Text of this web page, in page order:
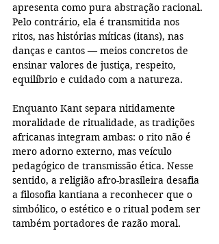
apresenta como pura abstração racional.
Pelo contrário, ela é transmitida nos
ritos, nas histórias míticas (itans), nas
danças e cantos — meios concretos de
ensinar valores de justiça, respeito,
equilíbrio e cuidado com a natureza.
Enquanto Kant separa nitidamente
moralidade de ritualidade, as tradições
africanas integram ambas: o rito não é
mero adorno externo, mas veículo
pedagógico de transmissão ética. Nesse
sentido, a religião afro-brasileira desafia
a filosofia kantiana a reconhecer que o
simbólico, o estético e o ritual podem ser
também portadores de razão moral.